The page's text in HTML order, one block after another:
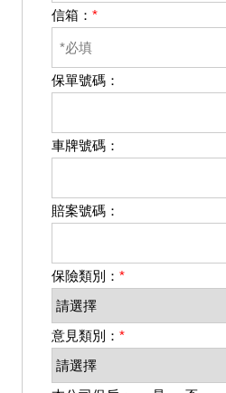
信箱： *
保單號碼：
車牌號碼：
賠案號碼：
保險類別： *
意見類別： *